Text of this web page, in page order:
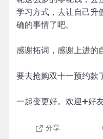
学习方式，去让自己升
确的事情了吧。
感谢拓词，感谢上进的
要去抢购双十一预约款
一起变更好。欢迎➕好友
分享